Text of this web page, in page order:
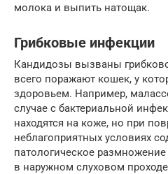
молока и выпить натощак.
Грибковые инфекции
Кандидозы вызваны
всего поражают кошек, у
здоровьем. Например,
случае с бактериальной
находятся на коже, но при
неблагоприятных условиях
патологическое
в наружном слуховом